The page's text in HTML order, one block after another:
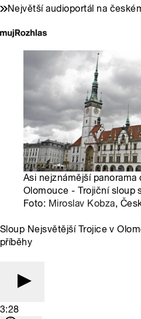
Největší audioportál na
Asi nejznámější panorama
Olomouce - Trojiční sloup
Foto: Miroslav Kobza,
Sloup Nejsvětější Trojice v
příběhy
3:28